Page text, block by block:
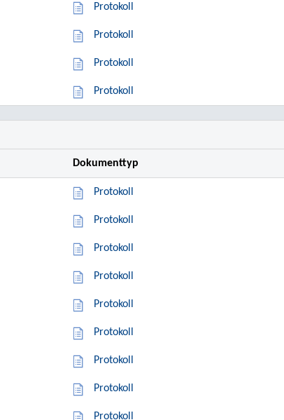
Protokoll
Protokoll
Protokoll
Protokoll
Dokumenttyp
Protokoll
Protokoll
Protokoll
Protokoll
Protokoll
Protokoll
Protokoll
Protokoll
Protokoll